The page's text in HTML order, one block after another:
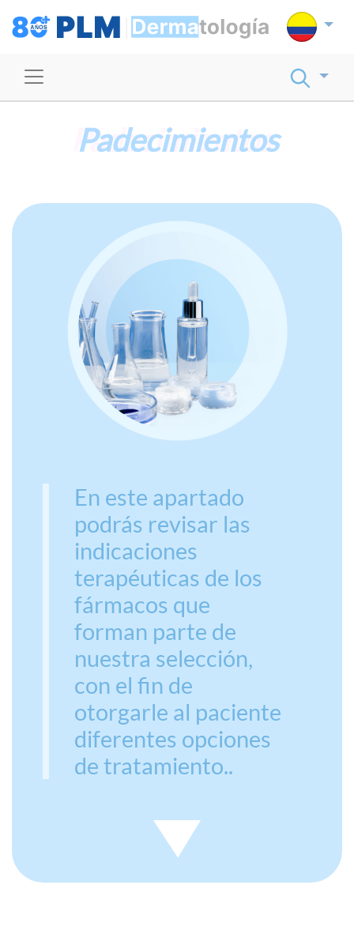
Padecimientos
En este apartado
podrás revisar las
indicaciones
terapéuticas de los
fármacos que
forman parte de
nuestra selección,
con el fin de
otorgarle al paciente
diferentes opciones
de tratamiento..